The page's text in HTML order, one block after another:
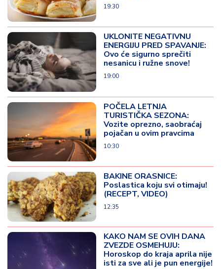
19:30
UKLONITE NEGATIVNU
ENERGIJU PRED SPAVANJE:
Ovo će sigurno sprečiti
nesanicu i ružne snove!
19:00
POČELA LETNJA
TURISTIČKA SEZONA:
Vozite oprezno, saobraćaj
pojačan u ovim pravcima
10:30
BAKINE ORASNICE:
Poslastica koju svi otimaju!
(RECEPT, VIDEO)
12:35
KAKO NAM SE OVIH DANA
ZVEZDE OSMEHUJU:
Horoskop do kraja aprila nije
isti za sve ali je pun energije!